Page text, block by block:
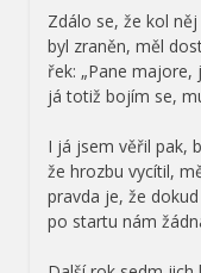
Zdálo se, že kol
byl zraněn, měl
řek: „Pane majore,
já totiž bojím se,
I já jsem věřil pak,
že hrozbu vycítil,
pravda je, že
po startu nám